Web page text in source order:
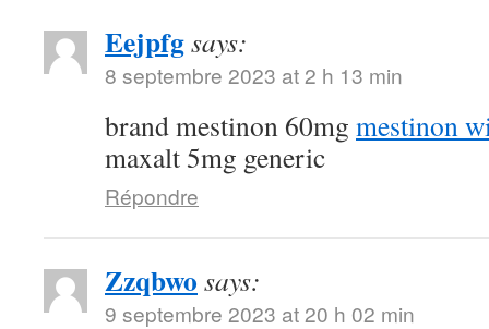
Eejpfgsays:
8 septembre 2023 at 2 h 13 min
brand mestinon 60mg mestinon
maxalt 5mg generic
Répondre
Zzqbwo says:
9 septembre 2023 at 20 h 02 min